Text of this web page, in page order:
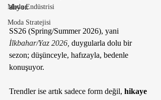
Moda Endüstrisi
Moda Stratejisi
alıyor.
SS26 (Spring/Summer 2026), yani
İlkbahar/Yaz 2026, duygularla dolu bir
sezon; düşünceyle, hafızayla, bedenle
konuşuyor.
Trendler ise artık sadece form değil, hikaye